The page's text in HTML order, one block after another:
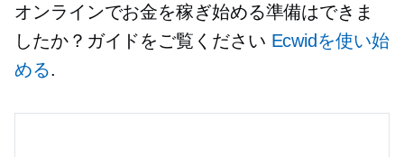
オンラインでお金を稼ぎ始める準備はできま
したか？ガイドをご覧ください Ecwidを使い始
める.